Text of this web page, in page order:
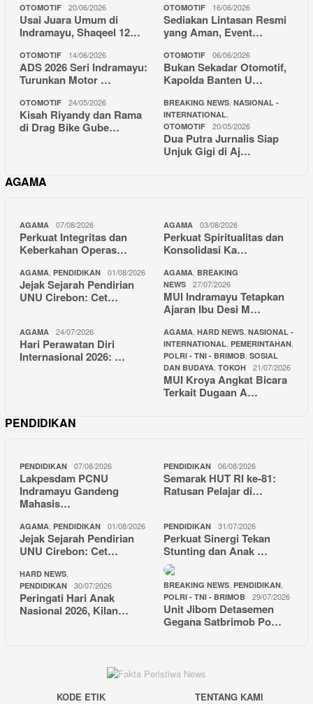
OTOMOTIF 20/06/2026
Usai Juara Umum di
Indramayu, Shaqeel 12…
OTOMOTIF 16/06/2026
Sediakan Lintasan Resmi
yang Aman, Event…
OTOMOTIF 14/06/2026
ADS 2026 Seri Indramayu:
Turunkan Motor …
OTOMOTIF 06/06/2026
Bukan Sekadar Otomotif,
Kapolda Banten U…
OTOMOTIF 24/05/2026
Kisah Riyandy dan Rama
di Drag Bike Gube…
BREAKING NEWS NASIONAL -
INTERNATIONAL
OTOMOTIF 20/05/2026
Dua Putra Jurnalis Siap
Unjuk Gigi di Aj…
AGAMA
AGAMA 07/08/2026
Perkuat Integritas dan
Keberkahan Operas…
AGAMA 03/08/2026
Perkuat Spiritualitas dan
Konsolidasi Ka…
AGAMA PENDIDIKAN 01/08/2026
Jejak Sejarah Pendirian
UNU Cirebon: Cet…
AGAMA BREAKING
NEWS
27/07/2026
MUI Indramayu Tetapkan
Ajaran Ibu Desi M…
AGAMA 24/07/2026
Hari Perawatan Diri
Internasional 2026: …
AGAMA HARD NEWS NASIONAL -
INTERNATIONAL PEMERINTAHAN
POLRI - TNI - BRIMOB SOSIAL
DAN BUDAYA TOKOH 21/07/2026
MUI Kroya Angkat Bicara
Terkait Dugaan A…
PENDIDIKAN
PENDIDIKAN 07/08/2026
Lakpesdam PCNU
Indramayu Gandeng
Mahasis…
PENDIDIKAN 06/08/2026
Semarak HUT RI ke-81:
Ratusan Pelajar di…
AGAMA PENDIDIKAN 01/08/2026
Jejak Sejarah Pendirian
UNU Cirebon: Cet…
PENDIDIKAN 31/07/2026
Perkuat Sinergi Tekan
Stunting dan Anak …
HARD NEWS
PENDIDIKAN 30/07/2026
Peringati Hari Anak
Nasional 2026, Kilan…
BREAKING NEWS PENDIDIKAN
POLRI - TNI - BRIMOB 29/07/2026
Unit Jibom Detasemen
Gegana Satbrimob Po…
KODE ETIK TENTANG KAMI